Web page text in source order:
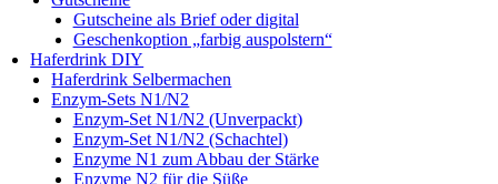
Gutscheine als Brief oder digital
Geschenkoption „farbig auspolstern“
Haferdrink DIY
Haferdrink Selbermachen
Enzym-Sets N1/N2
Enzym-Set N1/N2 (Unverpackt)
Enzym-Set N1/N2 (Schachtel)
Enzyme N1 zum Abbau der Stärke
Enzyme N2 für die Süße